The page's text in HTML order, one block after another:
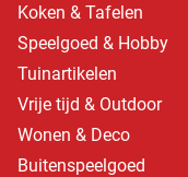
Koken & Tafelen
Speelgoed & Hobby
Tuinartikelen
Vrije tijd & Outdoor
Wonen & Deco
Buitenspeelgoed